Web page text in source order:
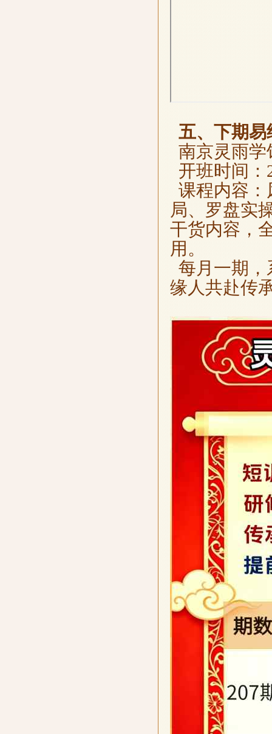
五、下期
南京灵雨学
开班时间：
课程内容
局、罗盘实
干货内容，
用。
每月一期
缘人共赴传